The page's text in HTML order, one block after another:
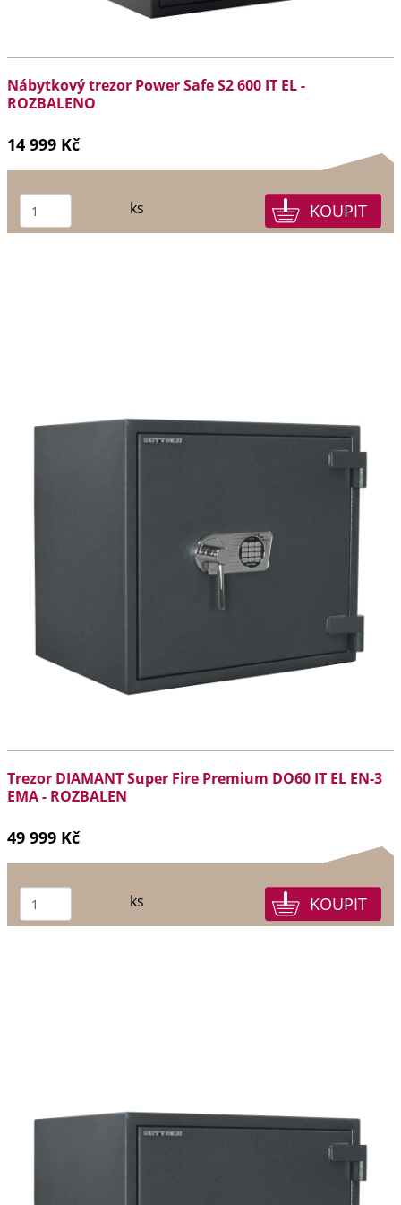
Nábytkový trezor Power Safe S2 600 IT EL -
ROZBALENO
14 999 Kč
ks
Trezor DIAMANT Super Fire Premium DO60 IT EL EN-3
EMA - ROZBALEN
49 999 Kč
ks